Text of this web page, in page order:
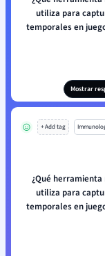
utiliza para
temporales en
Mostrar
+ Add tag
¿Qué
utiliza para
temporales en